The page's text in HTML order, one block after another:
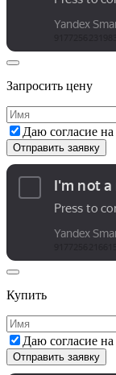
Запросить цену
Даю согласие на
Купить
Даю согласие на